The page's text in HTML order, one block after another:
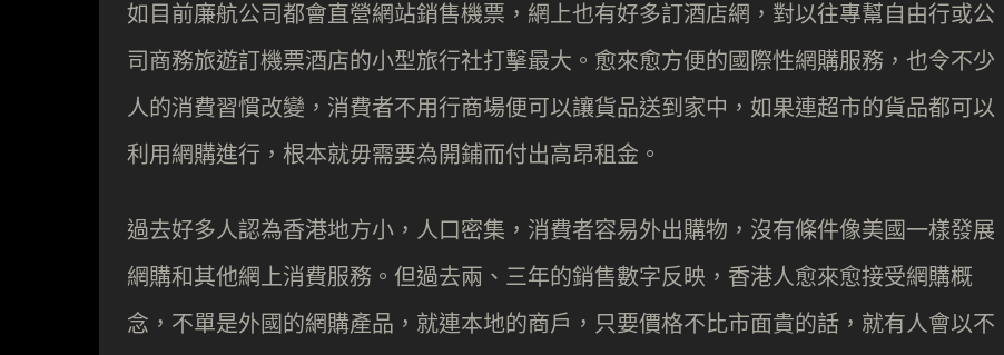
如目前廉航公司都會直營網站銷售機票，網上也有好多訂酒店網，對以往專幫自由行或公
司商務旅遊訂機票酒店的小型旅行社打擊最大。愈來愈方便的國際性網購服務，也令不少
人的消費習慣改變，消費者不用行商場便可以讓貨品送到家中，如果連超市的貨品都可以
利用網購進行，根本就毋需要為開鋪而付出高昂租金。
過去好多人認為香港地方小，人口密集，消費者容易外出購物，沒有條件像美國一樣發展
網購和其他網上消費服務。但過去兩、三年的銷售數字反映，香港人愈來愈接受網購概
念，不單是外國的網購產品，就連本地的商戶，只要價格不比市面貴的話，就有人會以不